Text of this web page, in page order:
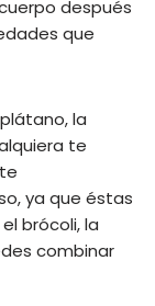
después
que
la
te
ya que éstas
brócoli, la
combinar